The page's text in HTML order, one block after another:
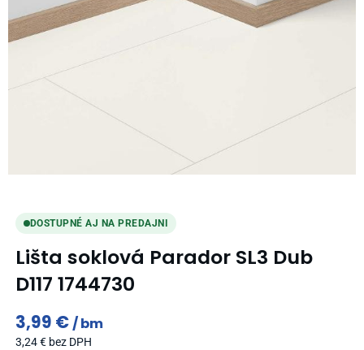
DOSTUPNÉ AJ NA PREDAJNI
Lišta soklová Parador SL3 Dub
D117 1744730
3,99 € bm
3,24€ bez DPH